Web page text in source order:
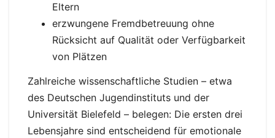
Eltern
erzwungene Fremdbetreuung ohne
Rücksicht auf Qualität oder Verfügbarkeit
von Plätzen
Zahlreiche wissenschaftliche Studien – etwa
des Deutschen Jugendinstituts und der
Universität Bielefeld – belegen: Die ersten drei
Lebensjahre sind entscheidend für emotionale